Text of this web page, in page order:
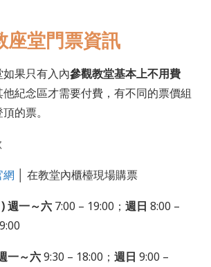
座堂門票資訊
果只有入內參觀教堂基本上不用費
他紀念區才需要付費，有不同的票價組
的票。
網 │ 在教堂內櫃檯現場購票
週一～六 7:00 – 19:00； 週日 8:00 –
一～六9:30 – 18:00； 週日 9:00 –